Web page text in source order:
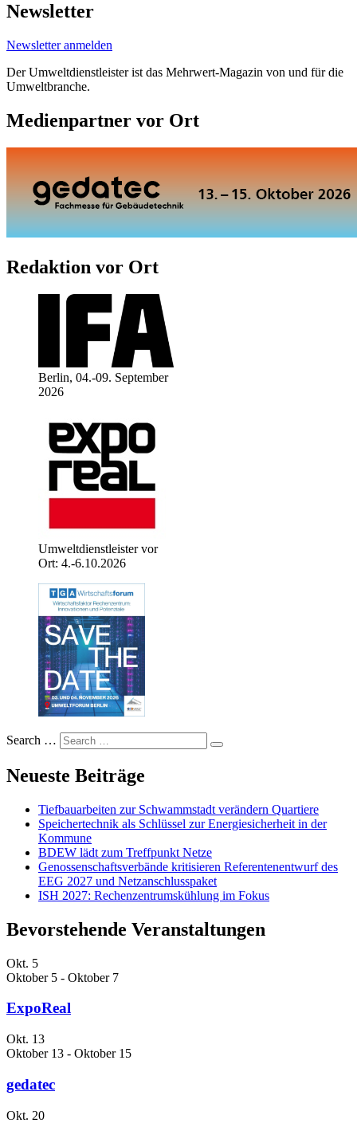
Newsletter
Newsletter anmelden
Der Umweltdienstleister ist das Mehrwert-Magazin von und für die
Umweltbranche.
Medienpartner vor Ort
Redaktion vor Ort
Berlin, 04.-09. September
2026
Umweltdienstleister vor
Ort: 4.-6.10.2026
Search …
Neueste Beiträge
Tiefbauarbeiten zur Schwammstadt verändern Quartiere
Speichertechnik als Schlüssel zur Energiesicherheit in der
Kommune
BDEW lädt zum Treffpunkt Netze
Genossenschaftsverbände kritisieren Referentenentwurf des
EEG 2027 und Netzanschlusspaket
ISH 2027: Rechenzentrumskühlung im Fokus
Bevorstehende Veranstaltungen
Okt. 5
Oktober 5 - Oktober 7
ExpoReal
Okt. 13
Oktober 13 - Oktober 15
gedatec
Okt. 20